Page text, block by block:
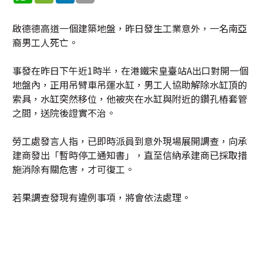
啟德德高道一個建築地盤，昨日發生工業意外，一名南亞
裔男工人死亡。
事發在昨日下午近1時半，在港鐵宋皇臺站A出口對開一個
地盤內，正用吊臂車吊運水缸，男工人協助解除水缸頂的
索具，水缸突然移位，他被夾在水缸與附近的鑽孔樁套管
之間，送院後證實不治。
勞工處發言人指，已即時派員到意外現場展開調查，向承
建商發出「暫時停工通知書」，直至信納承建商已採取措
施消除有關危害，才可復工。
若果調查發現有違例事項，將會依法處理。